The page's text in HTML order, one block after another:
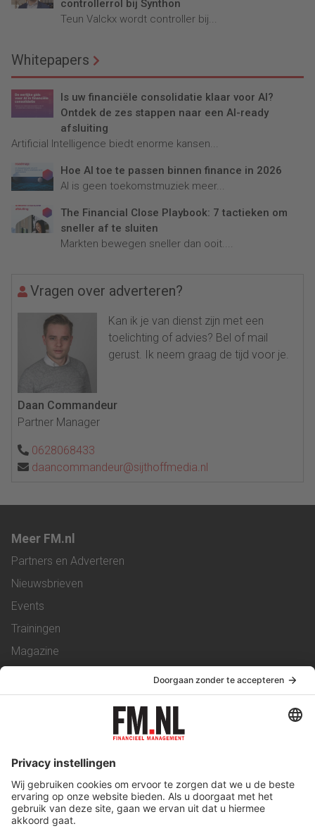
controllerrol bij Synthon
Teun Valckx wordt controller bij...
Whitepapers
Is uw financiële consolidatie klaar voor AI?
Ontdek de zes stappen naar een AI-ready
afsluiting
Artificial Intelligence biedt enorme kansen...
Hoe AI toe te passen binnen finance in 2026
AI is geen toekomstmuziek meer...
The Financial Close Playbook: 7 tactieken om
sneller af te sluiten
Markten bewegen sneller dan ooit....
Vragen over adverteren?
Kan ik je van dienst zijn met een
toelichting of advies? Bel of mail
gerust. Ik neem graag de tijd voor je.
Daan Commandeur
Partner Manager
0628068433
daancommandeur@sijthoffmedia.nl
Meer FM.nl
Partners en Adverteren
Nieuwsbrieven
Events
Trainingen
Magazine
Service & Contact
Werken bij ons
Privacy Statement
Algemene Voorwaarden